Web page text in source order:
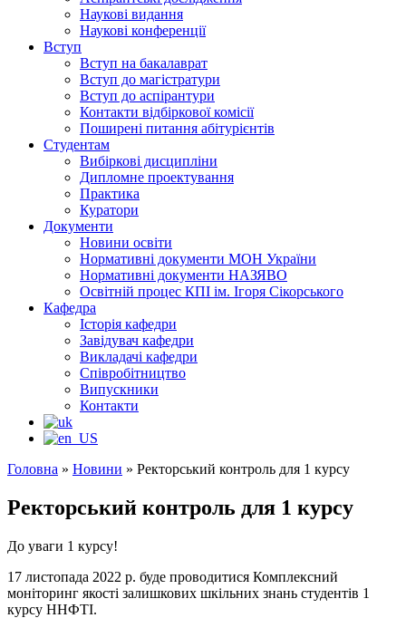
Наукові видання
Наукові конференції
Вступ
Вступ на бакалаврат
Вступ до магістратури
Вступ до аспірантури
Контакти відбіркової комісії
Поширені питання абітурієнтів
Студентам
Вибіркові дисципліни
Дипломне проектування
Практика
Куратори
Документи
Новини освіти
Нормативні документи МОН України
Нормативні документи НАЗЯВО
Освітній процес КПІ ім. Ігоря Сікорського
Кафедра
Історія кафедри
Завідувач кафедри
Викладачі кафедри
Співробітництво
Випускники
Контакти
Головна » Новини » Ректорський контроль для 1 курсу
Ректорський контроль для 1 курсу
До уваги 1 курсу!
17 листопада 2022 р. буде проводитися Комплексний
моніторинг якості залишкових шкільних знань студентів 1
курсу ННФТІ.